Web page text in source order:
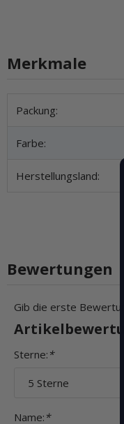
Merkmale
Produkteigenschaft
Wert
Packung:
Farbe:
Herstellungsland:
Bewertungen
Gib die erste
Sterne: *
Name: *